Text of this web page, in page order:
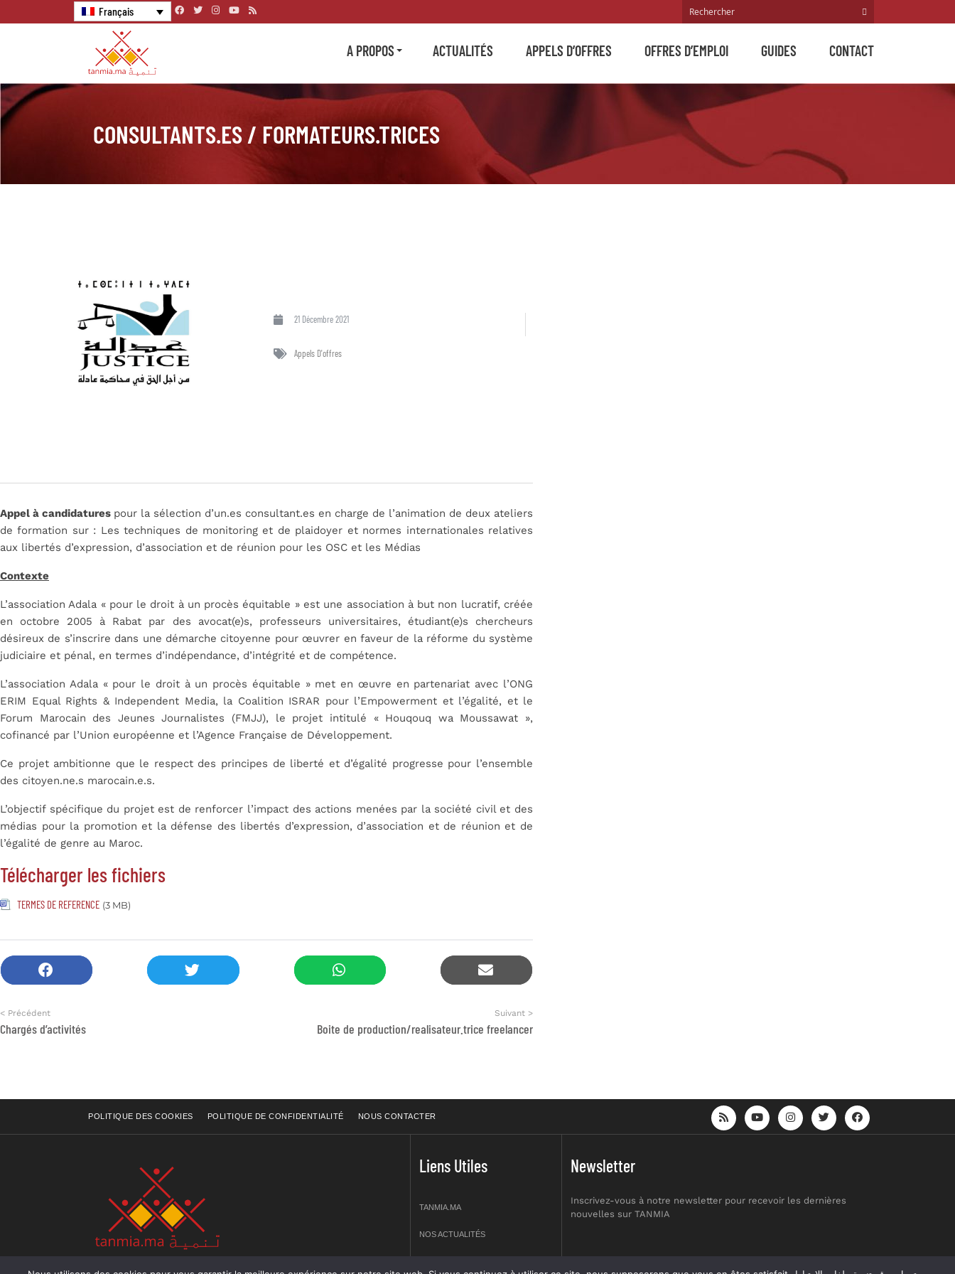
Français
A PROPOS ACTUALITÉS APPELS D’OFFRES OFFRES D’EMPLOI GUIDES CONTACT
CONSULTANTS.ES / FORMATEURS.TRICES
21 Décembre 2021
Appels D'offres
Appel à candidatures pour la sélection d’un.es consultant.es en charge de l’animation de deux ateliers
de formation sur : Les techniques de monitoring et de plaidoyer et normes internationales relatives
aux libertés d’expression, d’association et de réunion pour les OSC et les Médias
Contexte
L’association Adala « pour le droit à un procès équitable » est une association à but non lucratif, créée
en octobre 2005 à Rabat par des avocat(e)s, professeurs universitaires, étudiant(e)s chercheurs
désireux de s’inscrire dans une démarche citoyenne pour œuvrer en faveur de la réforme du système
judiciaire et pénal, en termes d’indépendance, d’intégrité et de compétence.
L’association Adala « pour le droit à un procès équitable » met en œuvre en partenariat avec l’ONG
ERIM Equal Rights & Independent Media, la Coalition ISRAR pour l’Empowerment et l’égalité, et le
Forum Marocain des Jeunes Journalistes (FMJJ), le projet intitulé « Houqouq wa Moussawat »,
cofinancé par l’Union européenne et l’Agence Française de Développement.
Ce projet ambitionne que le respect des principes de liberté et d’égalité progresse pour l’ensemble
des citoyen.ne.s marocain.e.s.
L’objectif spécifique du projet est de renforcer l’impact des actions menées par la société civil et des
médias pour la promotion et la défense des libertés d’expression, d’association et de réunion et de
l’égalité de genre au Maroc.
Télécharger les fichiers
TERMES DE REFERENCE (3 MB)
< Précédent
Chargés d’activités
Suivant >
Boite de production/realisateur.trice freelancer
POLITIQUE DES COOKIES POLITIQUE DE CONFIDENTIALITÉ NOUS CONTACTER
Liens Utiles
TANMIA.MA
NOS ACTUALITÉS
Newsletter
Inscrivez-vous à notre newsletter pour recevoir les dernières
nouvelles sur TANMIA